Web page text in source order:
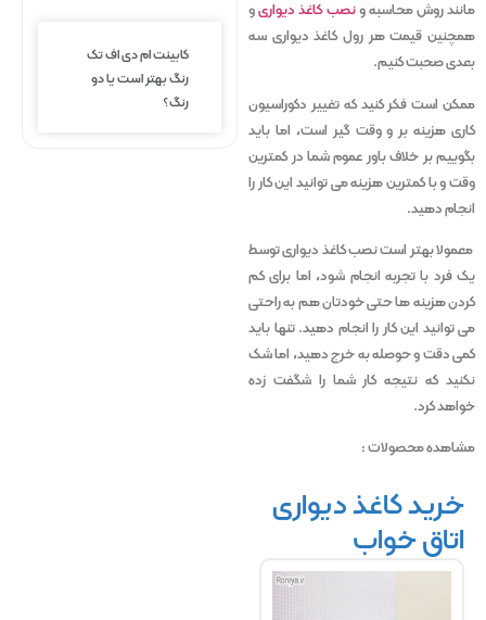
مانند روش محاسبه ونصب کاغذ دیواریو
همچنین قیمت هر رول کاغذ دیواری سه
بعدی صحبت کنیم.
ممکن است فکر کنید که تغییر دکوراسیون
کاری هزینه بر و وقت گیر است، اما باید
بگوییم بر خلاف باور عموم شما در کمترین
وقت و با کمترین هزینه می توانید این کار را
انجام دهید.
معمولا بهتر است نصب کاغذ دیواری توسط
یک فرد با تجربه انجام شود، اما برای کم
کردن هزینه ها حتی خودتان هم به راحتی
می توانید این کار را انجام دهید. تنها باید
کمی دقت و حوصله به خرج دهید، اما شک
نکنید که نتیجه کار شما را شگفت زده
خواهد کرد.
مشاهده محصولات :
خرید کاغذ دیواری
اتاق خواب
کابینت ام دی اف تک
رنگ بهتر است یا دو
رنگ؟